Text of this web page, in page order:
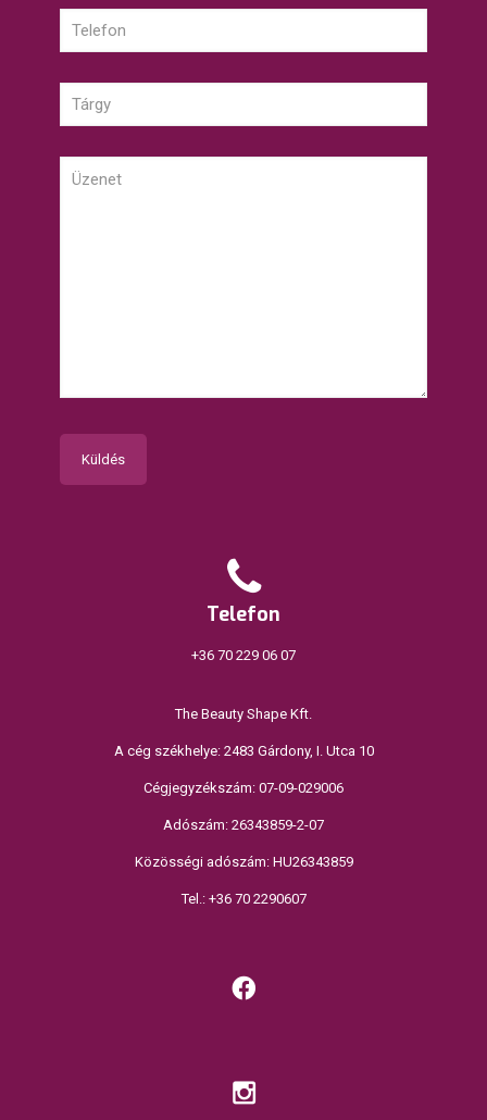
Telefon
+36 70 229 06 07
The Beauty Shape Kft.
A cég székhelye: 2483 Gárdony, I. Utca 10
Cégjegyzékszám: 07-09-029006
Adószám: 26343859-2-07
Közösségi adószám: HU26343859
Tel.: +36 70 2290607